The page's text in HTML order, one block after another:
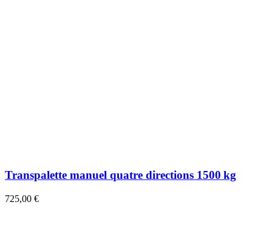
Transpalette manuel quatre directions 1500 kg
725,00 €